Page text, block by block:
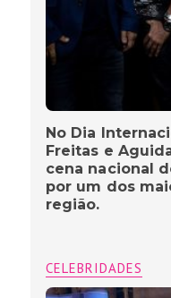
No Dia
Freitas e
cena nacional
por um dos
região.
CELEBRIDADES